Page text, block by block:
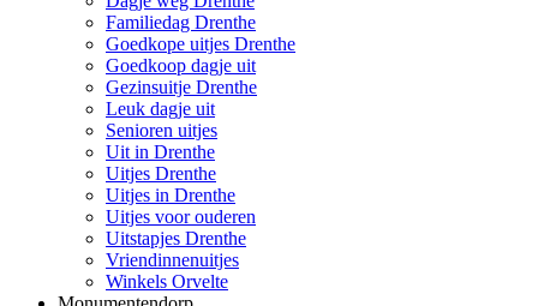
Familiedag Drenthe
Goedkope uitjes Drenthe
Goedkoop dagje uit
Gezinsuitje Drenthe
Leuk dagje uit
Senioren uitjes
Uit in Drenthe
Uitjes Drenthe
Uitjes in Drenthe
Uitjes voor ouderen
Uitstapjes Drenthe
Vriendinnenuitjes
Winkels Orvelte